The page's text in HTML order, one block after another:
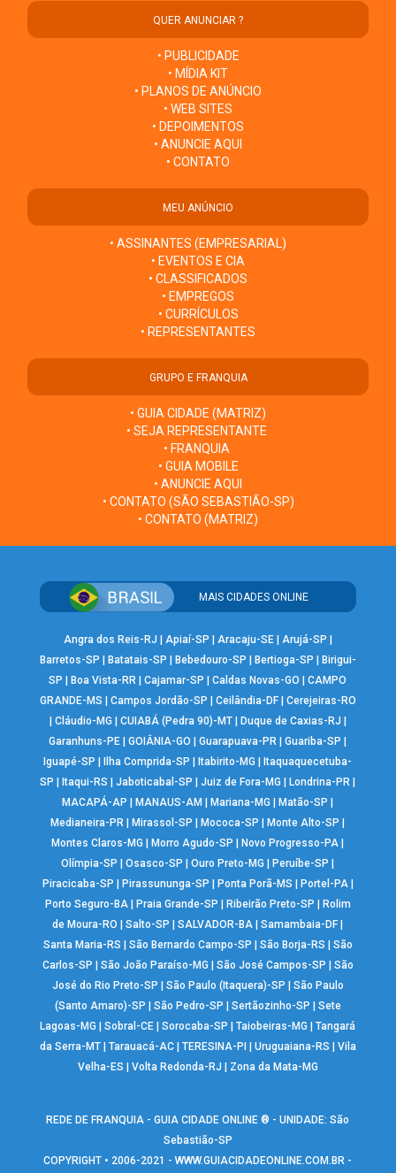
QUER ANUNCIAR ?
• PUBLICIDADE
• MÍDIA KIT
• PLANOS DE ANÚNCIO
• WEB SITES
• DEPOIMENTOS
• ANUNCIE AQUI
• CONTATO
MEU ANÚNCIO
• ASSINANTES (EMPRESARIAL)
• EVENTOS E CIA
• CLASSIFICADOS
• EMPREGOS
• CURRÍCULOS
• REPRESENTANTES
GRUPO E FRANQUIA
• GUIA CIDADE (MATRIZ)
• SEJA REPRESENTANTE
• FRANQUIA
• GUIA MOBILE
• ANUNCIE AQUI
• CONTATO (SÃO SEBASTIÃO-SP)
• CONTATO (MATRIZ)
MAIS CIDADES ONLINE
Angra dos Reis-RJ | Apiaí-SP | Aracaju-SE| Arujá-SP |
Barretos-SP | Batatais-SP | Bebedouro-SP | Bertioga-SP | Birigui-
SP |Boa Vista-RR |Cajamar-SP |Caldas Novas-GO |CAMPO
GRANDE-MS | Campos Jordão-SP | Ceilândia-DF| Cerejeiras-RO
| Cláudio-MG | CUIABÁ (Pedra 90)-MT| Duque de Caxias-RJ |
Garanhuns-PE |GOIÂNIA-GO |Guarapuava-PR |Guariba-SP |
Iguapé-SP |Ilha Comprida-SP |Itabirito-MG |Itaquaquecetuba-
SP |Itaqui-RS |Jaboticabal-SP |Juiz de Fora-MG |Londrina-PR |
MACAPÁ-AP |MANAUS-AM |Mariana-MG |Matão-SP |
Medianeira-PR |Mirassol-SP |Mococa-SP |Monte Alto-SP |
Montes Claros-MG |Morro Agudo-SP |Novo Progresso-PA |
Olímpia-SP |Osasco-SP |Ouro Preto-MG |Peruíbe-SP |
Piracicaba-SP | Pirassununga-SP | Ponta Porã-MS | Portel-PA|
Porto Seguro-BA| Praia Grande-SP | Ribeirão Preto-SP | Rolim
de Moura-RO |Salto-SP |SALVADOR-BA |Samambaia-DF |
Santa Maria-RS | São Bernardo Campo-SP | São Borja-RS | São
Carlos-SP | São João Paraíso-MG | São José Campos-SP | São
José do Rio Preto-SP | São Paulo (Itaquera)-SP | São Paulo
(Santo Amaro)-SP | São Pedro-SP | Sertãozinho-SP | Sete
Lagoas-MG |Sobral-CE |Sorocaba-SP |Taiobeiras-MG |Tangará
da Serra-MT| Tarauacá-AC| TERESINA-PI | Uruguaiana-RS | Vila
Velha-ES | Volta Redonda-RJ | Zona da Mata-MG
REDE DE FRANQUIA - GUIA CIDADE ONLINE ® - UNIDADE: São
Sebastião-SP
COPYRIGHT • 2006-2021 -WWW.GUIACIDADEONLINE.COM.BR -